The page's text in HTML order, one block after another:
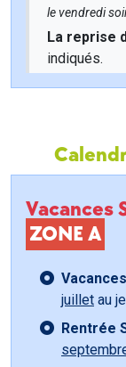
le vendredi
La reprise
indiqués.
Vacances
ZONE A
juillet au
Rentrée